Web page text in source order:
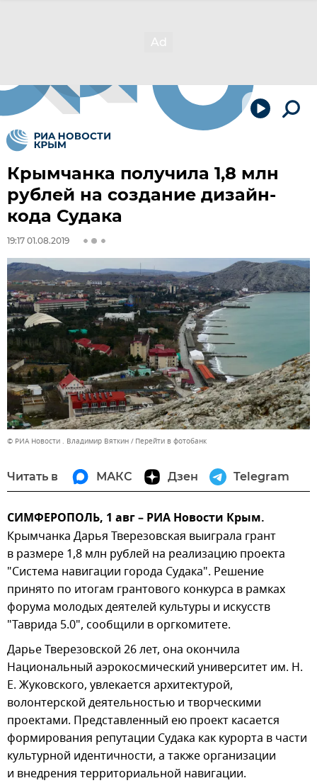
Крымчанка получила 1,8 млн
рублей на создание дизайн-
кода Судака
19:17 01.08.2019
© РИА Новости . Владимир Вяткин Перейти в фотобанк
Читать в МАКС Дзен Telegram
СИМФЕРОПОЛЬ, 1 авг – РИА Новости Крым.
Крымчанка Дарья Тверезовская выиграла грант
в размере 1,8 млн рублей на реализацию проекта
"Система навигации города Судака". Решение
принято по итогам грантового конкурса в рамках
форума молодых деятелей культуры и искусств
"Таврида 5.0", сообщили в оргкомитете.
Дарье Тверезовской 26 лет, она окончила
Национальный аэрокосмический университет им. Н.
Е. Жуковского, увлекается архитектурой,
волонтерской деятельностью и творческими
проектами. Представленный ею проект касается
формирования репутации Судака как курорта в части
культурной идентичности, а также организации
и внедрения территориальной навигации.